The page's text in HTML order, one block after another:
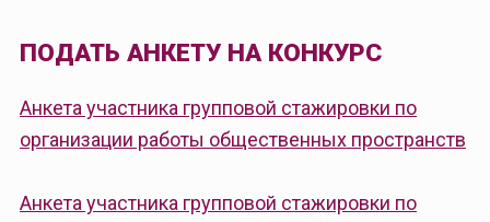
ПОДАТЬ АНКЕТУ НА КОНКУРС
Анкета участника групповой стажировки по
организации работы общественных пространств
Анкета участника групповой стажировки по